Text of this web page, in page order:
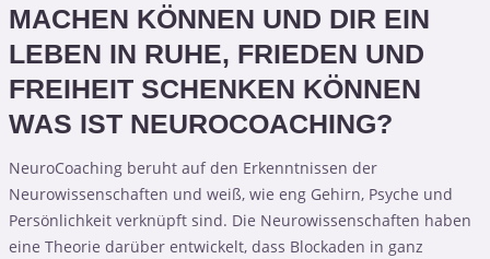
MACHEN KÖNNEN UND DIR EIN
LEBEN IN RUHE, FRIEDEN UND
FREIHEIT SCHENKEN KÖNNEN
WAS IST NEUROCOACHING?
NeuroCoaching beruht auf den Erkenntnissen der
Neurowissenschaften und weiß, wie eng Gehirn, Psyche und
Persönlichkeit verknüpft sind. Die Neurowissenschaften haben
eine Theorie darüber entwickelt, dass Blockaden in ganz